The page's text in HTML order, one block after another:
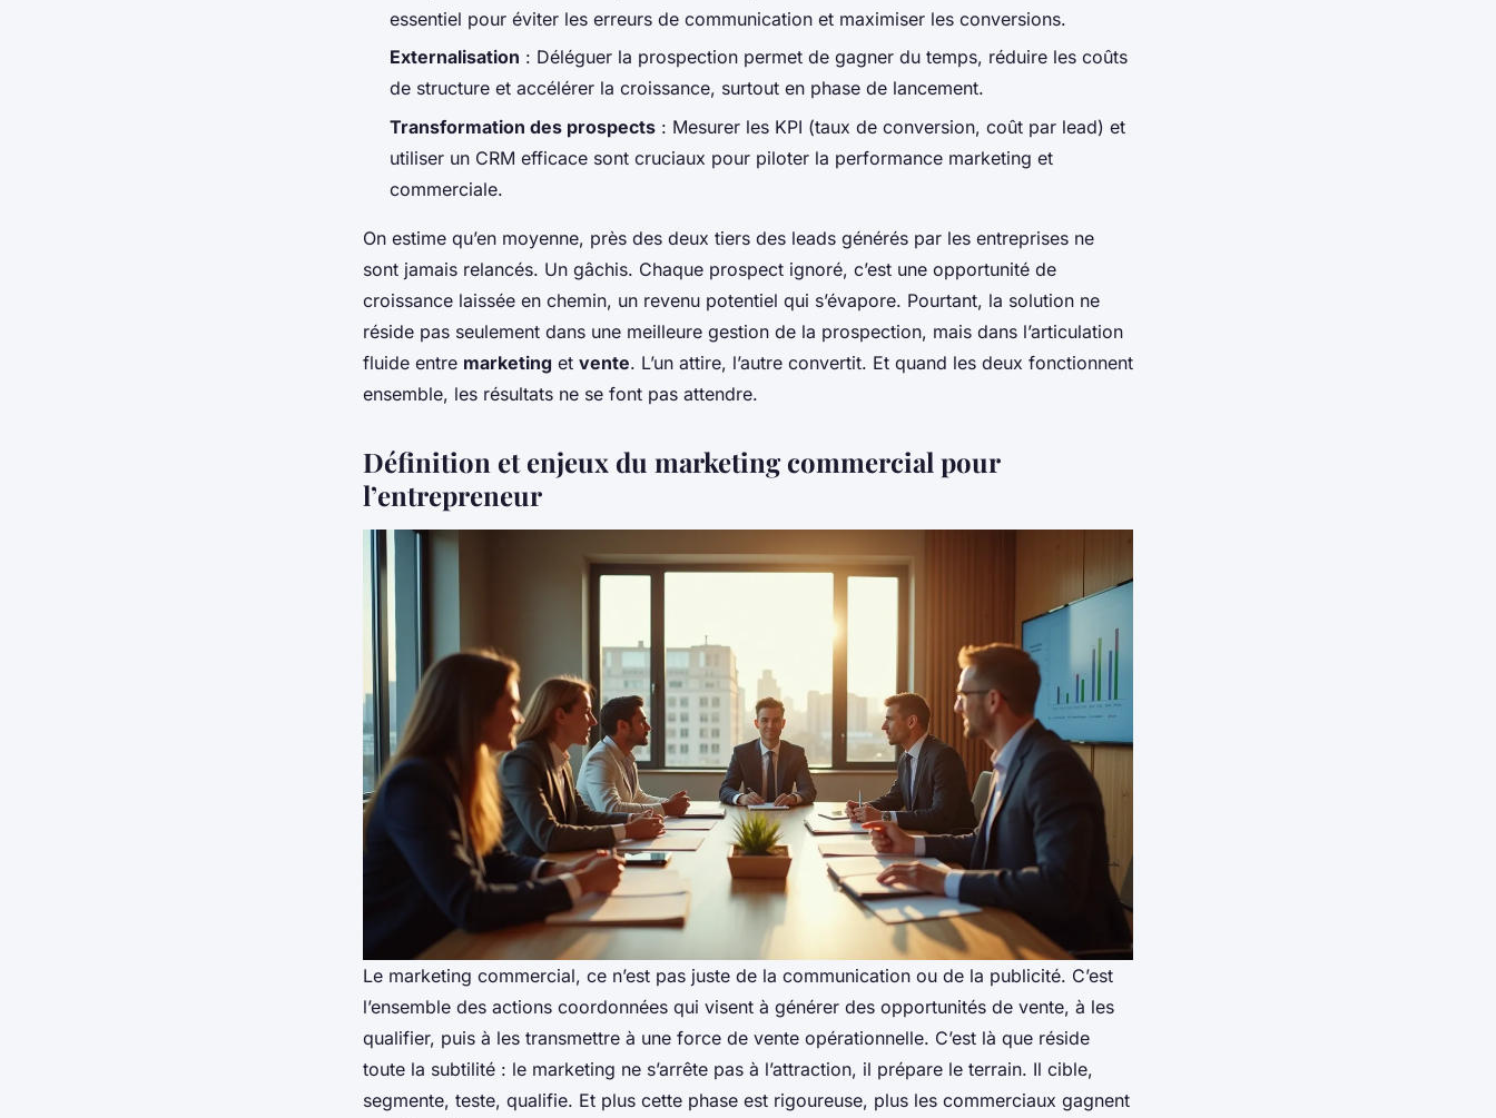
essentiel pour éviter les erreurs de communication et maximiser les conversions.
Externalisation : Déléguer la prospection permet de gagner du temps, réduire les coûts
de structure et accélérer la croissance, surtout en phase de lancement.
Transformation des prospects : Mesurer les KPI (taux de conversion, coût par lead) et
utiliser un CRM efficace sont cruciaux pour piloter la performance marketing et
commerciale.
On estime qu’en moyenne, près des deux tiers des leads générés par les entreprises ne
sont jamais relancés. Un gâchis. Chaque prospect ignoré, c’est une opportunité de
croissance laissée en chemin, un revenu potentiel qui s’évapore. Pourtant, la solution ne
réside pas seulement dans une meilleure gestion de la prospection, mais dans l’articulation
fluide entre marketing et vente. L’un attire, l’autre convertit. Et quand les deux fonctionnent
ensemble, les résultats ne se font pas attendre.
Définition et enjeux du marketing commercial pour
l’entrepreneur
Le marketing commercial, ce n’est pas juste de la communication ou de la publicité. C’est
l’ensemble des actions coordonnées qui visent à générer des opportunités de vente, à les
qualifier, puis à les transmettre à une force de vente opérationnelle. C’est là que réside
toute la subtilité : le marketing ne s’arrête pas à l’attraction, il prépare le terrain. Il cible,
segmente, teste, qualifie. Et plus cette phase est rigoureuse, plus les commerciaux gagnent